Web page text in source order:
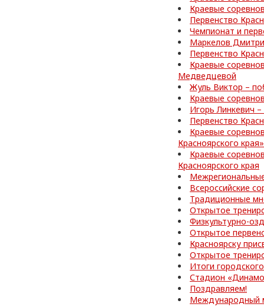
Краевые
Первенство
Чемпионат и
Маркелов
Первенство
Краевые
Медведцевой
Жуль Виктор –
Краевые
Игорь Линкевич
Первенство
Краевые
Красноярского края»
Краевые
Красноярского края
Всероссийские
Традиционные
Открытое
Физкультурно-
Открытое
Красноярску
Открытое
Итоги
Стадион
Поздравляем!
Международный